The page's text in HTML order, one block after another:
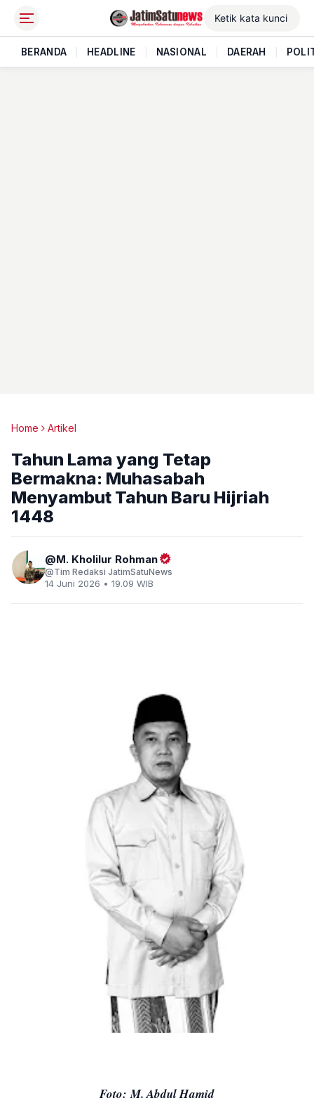
BERANDA HEADLINE NASIONAL DAERAH
Home Artikel
Tahun Lama yang Tetap
Bermakna: Muhasabah
Menyambut Tahun Baru Hijriah
1448
M. Kholilur Rohman
Tim Redaksi JatimSatuNews
14 Juni 2026 • 19.09 WIB
Foto: M. Abdul Hamid